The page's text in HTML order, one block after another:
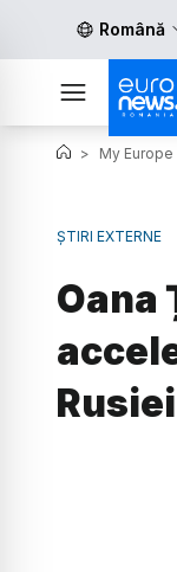
Română
> My Europe
ȘTIRI EXTERNE
Oana